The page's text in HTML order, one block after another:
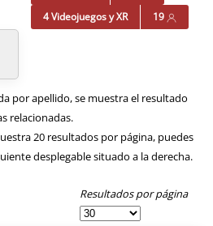
4 Videojuegos y XR
19
por apellido, se muestra el resultado
relacionadas.
20 resultados por página, puedes
desplegable situado a la derecha.
Resultados por página